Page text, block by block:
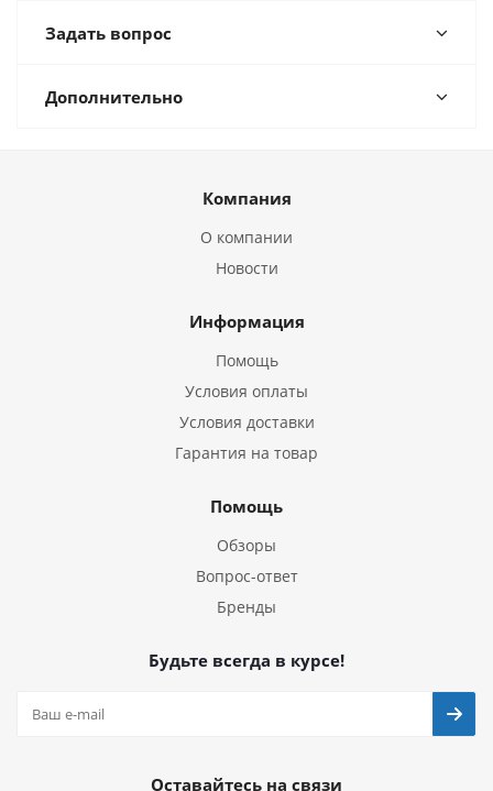
Задать вопрос
Дополнительно
Компания
О компании
Новости
Информация
Помощь
Условия оплаты
Условия доставки
Гарантия на товар
Помощь
Обзоры
Вопрос-ответ
Бренды
Будьте всегда в курсе!
Оставайтесь на связи